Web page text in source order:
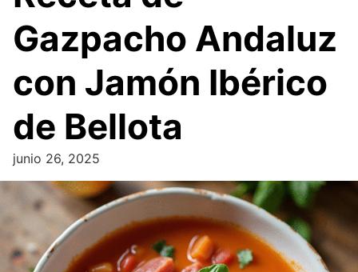
Gazpacho Andaluz
con Jamón Ibérico
de Bellota
junio 26, 2025